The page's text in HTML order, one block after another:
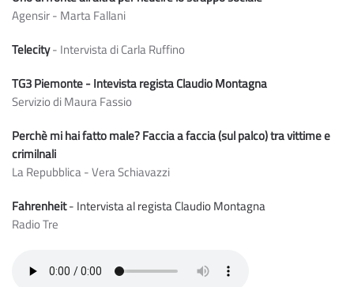
Agensir - Marta Fallani
Telecity- Intervista di Carla Ruffino
TG3 Piemonte - Intevista regista Claudio Montagna
Servizio di Maura Fassio
Perchè mi hai fatto male? Faccia a faccia (sul palco) tra vittime e
crimilnali
La Repubblica - Vera Schiavazzi
Fahrenheit- Intervista al regista Claudio Montagna
Radio Tre